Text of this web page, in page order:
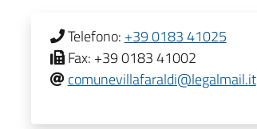
Telefono: +39 0183 41025
Fax: +39 0183 41002
comunevillafaraldi@legalmail.it